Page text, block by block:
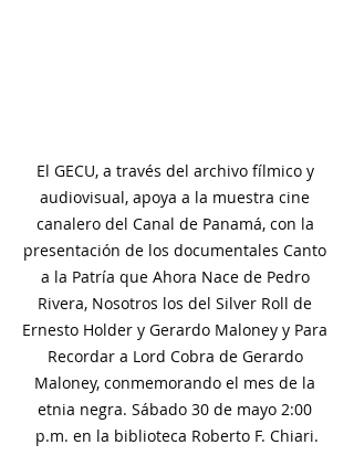
El GECU, a través del archivo fílmico y
audiovisual, apoya a la muestra cine
canalero del Canal de Panamá, con la
presentación de los documentales Canto
a la Patría que Ahora Nace de Pedro
Rivera, Nosotros los del Silver Roll de
Ernesto Holder y Gerardo Maloney y Para
Recordar a Lord Cobra de Gerardo
Maloney, conmemorando el mes de la
etnia negra. Sábado 30 de mayo 2:00
p.m. en la biblioteca Roberto F. Chiari.